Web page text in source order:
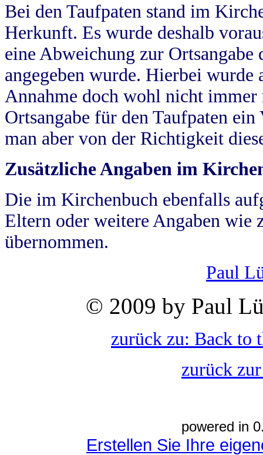
Bei den Taufpaten stand im
Herkunft. Es wurde deshalb
eine Abweichung zur
angegeben wurde. Hierbei wurde
Annahme doch wohl nicht
Ortsangabe für den Taufpaten
man aber von der Richtigkeit
Zusätzliche Angaben im
Die im Kirchenbuch ebenfalls
Eltern oder weitere Angaben wie
übernommen.
Paul
© 2009 by Paul
zurück zu: Back to
zurück
powered in
Erstellen Sie Ihre